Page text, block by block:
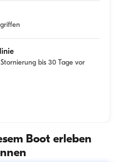
bis 30 Tage vor
Boot erleben